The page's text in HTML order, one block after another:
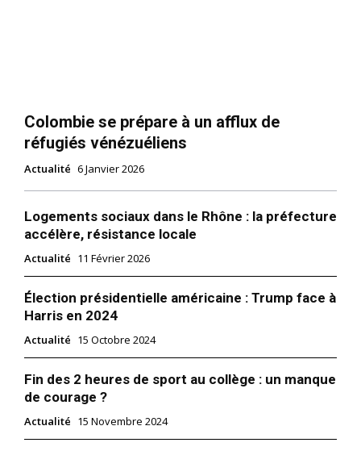
Colombie se prépare à un afflux de
réfugiés vénézuéliens
Actualité 6 Janvier 2026
Logements sociaux dans le Rhône : la préfecture
accélère, résistance locale
Actualité 11 Février 2026
Élection présidentielle américaine : Trump face à
Harris en 2024
Actualité 15 Octobre 2024
Fin des 2 heures de sport au collège : un manque
de courage ?
Actualité 15 Novembre 2024